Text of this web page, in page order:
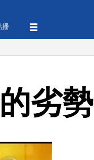
播
劣勢